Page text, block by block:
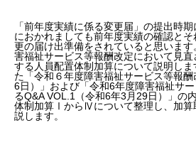
「前年度実績に係る変更届」の提出時
におかれましても前年度実績の確認と
更の届け出準備をされていると思いま
害福祉サービス等報酬改定において見
する人員配置体制加算について説明し
た「令和６年度障害福祉サービス等報
6日）」および「令和6年度障害福祉サ
るQ&A VOL.1（令和6年3月29日）」の
体制加算ⅠからⅣについて整理し、加算
説します。